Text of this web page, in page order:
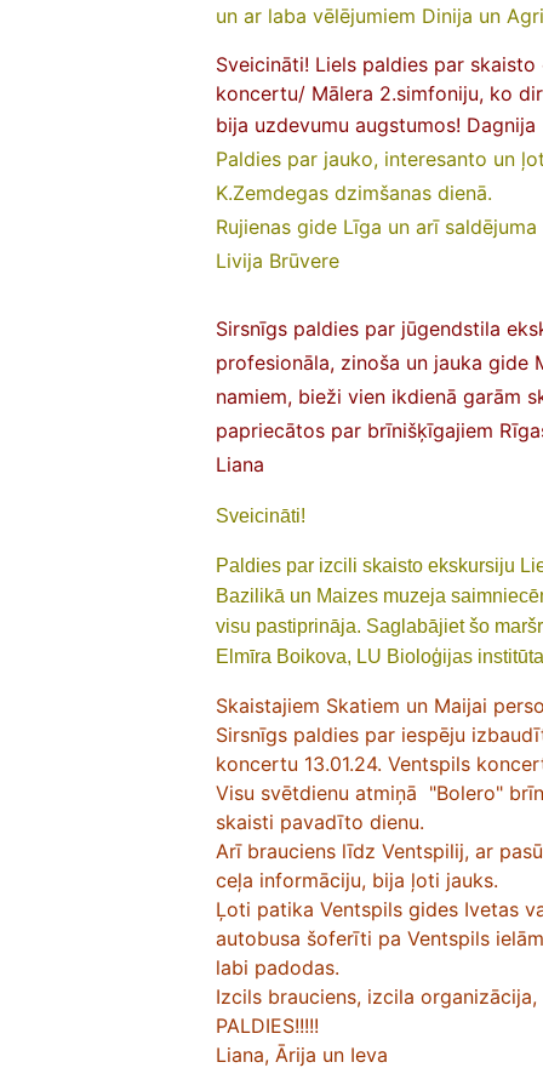
un ar laba vēlējumiem Dinija un
Sveicināti! Liels paldies par
koncertu/ Mālera 2.simfoniju, ko
bija uzdevumu augstumos! Dagnija
Paldies par jauko, interesanto un
K.Zemdegas dzimšanas dienā.
Rujienas gide Līga un arī
Livija Brūvere
Sirsnīgs paldies par jūgendstila
profesionāla, zinoša un jauka gide
namiem, bieži vien ikdienā garām
papriecātos par brīnišķīgajiem
Liana
Sveicināti!
Paldies par izcili skaisto ekskursiju
Bazilikā un Maizes muzeja
visu pastiprināja. Saglabājiet šo
Elmīra Boikova, LU Bioloģijas
Skaistajiem Skatiem un Maijai
Sirsnīgs paldies par iespēju
koncertu 13.01.24. Ventspils
Visu svētdienu atmiņā "Bolero"
skaisti pavadīto dienu.
Arī brauciens līdz Ventspilij, ar
ceļa informāciju, bija ļoti jauks.
Ļoti patika Ventspils gides Ivetas
autobusa šoferīti pa Ventspils
labi padodas.
Izcils brauciens, izcila
PALDIES!!!!!
Liana, Ārija un Ieva